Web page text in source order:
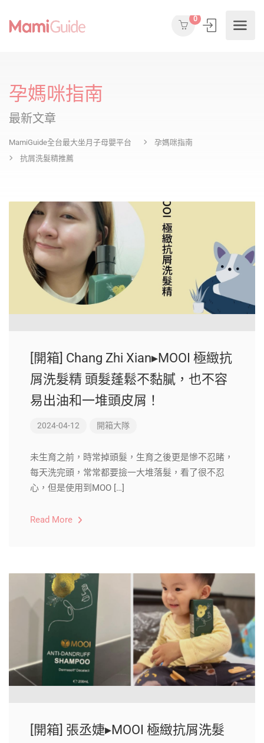
0
孕媽咪指南
最新文章
MamiGuide全台最大坐月子母嬰平台
孕媽咪指南
抗屑洗髮精推薦
[開箱] Chang Zhi Xian▸MOOI 極緻抗
屑洗髮精 頭髮蓬鬆不黏膩，也不容
易出油和一堆頭皮屑！
2024-04-12 開箱大隊
未生育之前，時常掉頭髮，生育之後更是慘不忍睹，
每天洗完頭，常常都要撿一大堆落髮，看了很不忍
心，但是使用到MOO […]
Read More
[開箱] 張丞婕▸MOOI 極緻抗屑洗髮